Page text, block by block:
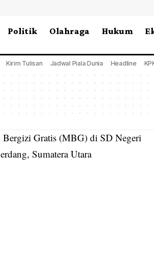
Politik Olahraga Hukum
Kirim Tulisan Jadwal Piala Dunia Headline